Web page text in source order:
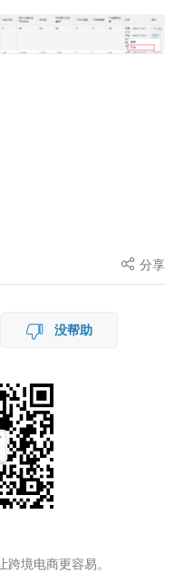
分享
没帮助
跨境电商更容易。